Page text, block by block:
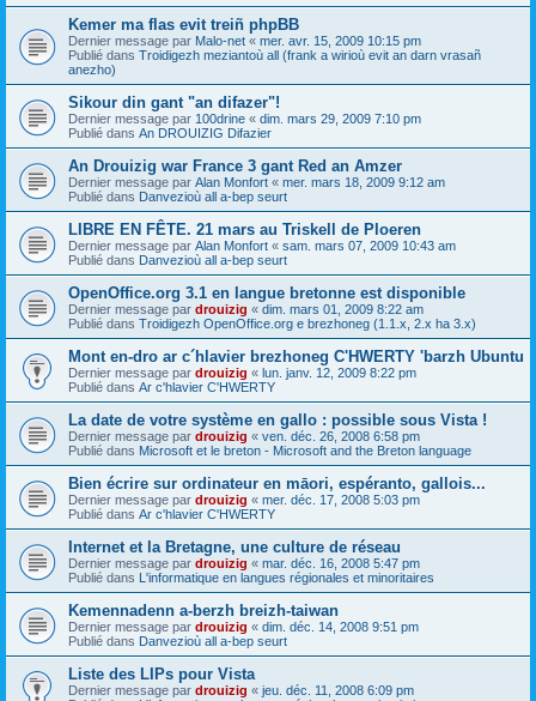
Kemer ma flas evit treiñ phpBB
Dernier message par Malo-net « mer. avr. 15, 2009 10:15 pm
Publié dans Troidigezh meziantoù all (frank a wirioù evit an darn vrasañ
anezho)
Sikour din gant "an difazer"!
Dernier message par 100drine « dim. mars 29, 2009 7:10 pm
Publié dans An DROUIZIG Difazier
An Drouizig war France 3 gant Red an Amzer
Dernier message par Alan Monfort « mer. mars 18, 2009 9:12 am
Publié dans Danvezioù all a-bep seurt
LIBRE EN FÊTE. 21 mars au Triskell de Ploeren
Dernier message par Alan Monfort « sam. mars 07, 2009 10:43 am
Publié dans Danvezioù all a-bep seurt
OpenOffice.org 3.1 en langue bretonne est disponible
Dernier message par drouizig « dim. mars 01, 2009 8:22 am
Publié dans Troidigezh OpenOffice.org e brezhoneg (1.1.x, 2.x ha 3.x)
Mont en-dro ar c´hlavier brezhoneg C'HWERTY 'barzh Ubuntu
Dernier message par drouizig « lun. janv. 12, 2009 8:22 pm
Publié dans Ar c'hlavier C'HWERTY
La date de votre système en gallo : possible sous Vista !
Dernier message par drouizig « ven. déc. 26, 2008 6:58 pm
Publié dans Microsoft et le breton - Microsoft and the Breton language
Bien écrire sur ordinateur en māori, espéranto, gallois...
Dernier message par drouizig « mer. déc. 17, 2008 5:03 pm
Publié dans Ar c'hlavier C'HWERTY
Internet et la Bretagne, une culture de réseau
Dernier message par drouizig « mar. déc. 16, 2008 5:47 pm
Publié dans L'informatique en langues régionales et minoritaires
Kemennadenn a-berzh breizh-taiwan
Dernier message par drouizig « dim. déc. 14, 2008 9:51 pm
Publié dans Danvezioù all a-bep seurt
Liste des LIPs pour Vista
Dernier message par drouizig « jeu. déc. 11, 2008 6:09 pm